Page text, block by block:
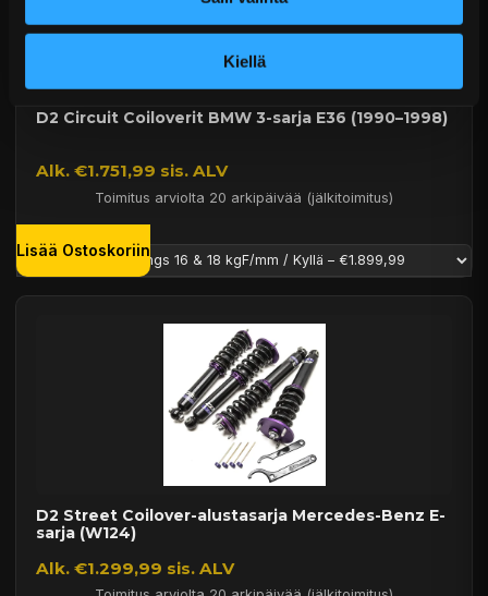
Kiellä
D2 Circuit Coiloverit BMW 3-sarja E36 (1990–1998)
Alk. €1.751,99 sis. ALV
Toimitus arviolta 20 arkipäivää (jälkitoimitus)
Lisää Ostoskoriin
D2 Street Coilover-alustasarja Mercedes-Benz E-
sarja (W124)
Alk. €1.299,99 sis. ALV